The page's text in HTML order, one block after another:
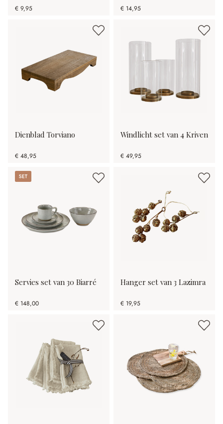
€ 9,95 € 14,95
Dienblad Torviano
€ 48,95
Windlicht set van 4 Kriven
€ 49,95
Set
Servies set van 30 Biarré
€ 148,00
Hanger set van 3 Lazimra
€ 19,95